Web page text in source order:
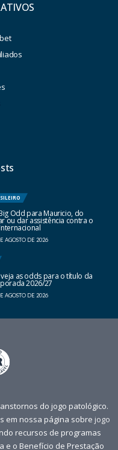
Odd para Mauricio, do
ou dar assistência contra o
AGOSTO DE 2026
as odds para o título da
2026/27
AGOSTO DE 2026
do jogo patológico.
em nossa página sobre jogo
recursos de programas
e o Benefício de Prestação